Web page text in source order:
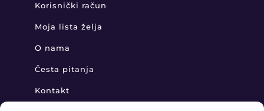
Korisnički račun
Moja lista želja
O nama
Česta pitanja
Kontakt